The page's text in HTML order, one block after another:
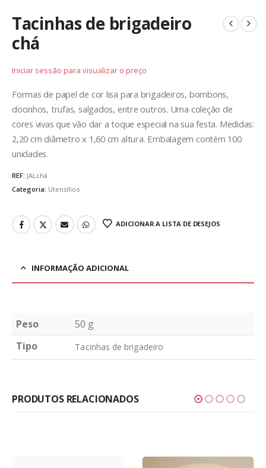
Tacinhas de brigadeiro
chá
Iniciar sessão para visualizar o preço
Formas de papel de cor lisa para brigadeiros, bombons,
docinhos, trufas, salgados, entre outros. Uma coleção de
cores vivas que vão dar a toque especial na sua festa. Medidas:
2,20 cm diâmetro x 1,60 cm altura. Embalagem contém 100
unidades.
REF: JALchá
Categoria: Utensílios
ADICIONAR A LISTA DE DESEJOS
INFORMAÇÃO ADICIONAL
Peso
50 g
Tipo
Tacinhas de brigadeiro
PRODUTOS RELACIONADOS